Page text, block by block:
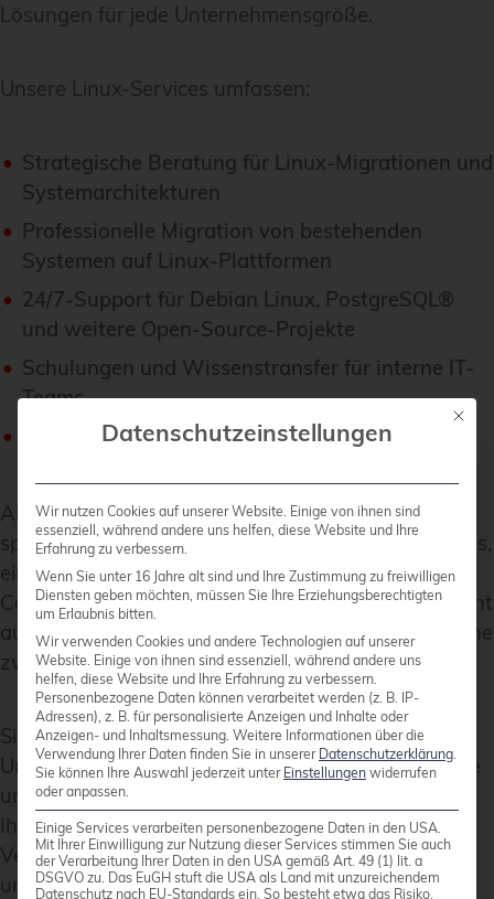
Lösungen für jede Unternehmensgröße.
Unsere Linux-Services umfassen:
Strategische Beratung für Linux-Migrationen und
Systemarchitekturen
Professionelle Migration von bestehenden
Systemen auf Linux-Plattformen
24/7-Support für Debian Linux, PostgreSQL®
und weitere Open-Source-Projekte
Schulungen und Wissenstransfer für interne IT-
Teams
Langfristige Wartung und Optimierung von
Als deutsches Unternehmen verstehen wir die
spezifischen Anforderungen des deutschen Marktes,
einschließlich Datenschutzbestimmungen und
Compliance-Vorgaben. Unser Support-Team besteht
ausschließlich aus festangestellten Spezialisten ohne
zwischengeschaltetes Callcenter.
Sie möchten die Möglichkeiten von Linux für Ihr
Unternehmen nutzen? Kontaktieren Sie uns für eine
unverbindliche Beratung und erfahren Sie, wie wir
Ihre Linux-Migration erfolgreich gestalten können.
Vereinbaren Sie noch heute einen Termin mit
unseren Linux-Experten.
Mit
Datenschutzeinstellungen
Wir nutzen Cookies auf unserer Website. Einige von ihnen sind
essenziell, während andere uns helfen, diese Website und Ihre
Erfahrung zu verbessern.
Wenn Sie unter 16 Jahre alt sind und Ihre Zustimmung zu freiwilligen
Diensten geben möchten, müssen Sie Ihre Erziehungsberechtigten
um Erlaubnis bitten.
Wir verwenden Cookies und andere Technologien auf unserer
Website. Einige von ihnen sind essenziell, während andere uns
helfen, diese Website und Ihre Erfahrung zu verbessern.
Personenbezogene Daten können verarbeitet werden (z. B. IP-
Adressen), z. B. für personalisierte Anzeigen und Inhalte oder
Anzeigen- und Inhaltsmessung. Weitere Informationen über die
Verwendung Ihrer Daten finden Sie in unserer Datenschutzerklärung.
Sie können Ihre Auswahl jederzeit unter Einstellungen widerrufen
oder anpassen.
Einige Services verarbeiten personenbezogene Daten in den USA.
Mit Ihrer Einwilligung zur Nutzung dieser Services stimmen Sie auch
der Verarbeitung Ihrer Daten in den USA gemäß Art. 49 (1) lit. a
DSGVO zu. Das EuGH stuft die USA als Land mit unzureichendem
Datenschutz nach EU-Standards ein. So besteht etwa das Risiko,